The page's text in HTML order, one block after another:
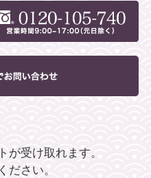
が受け取れます。
ださい。